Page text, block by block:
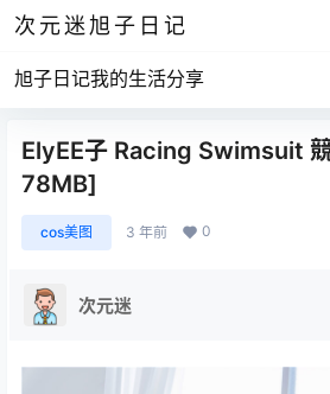
次元迷旭子日记
旭子日记我的生活分享
ElyEE子 Racing Swimsuit
78MB]
cos美图 3 年前 0
次元迷